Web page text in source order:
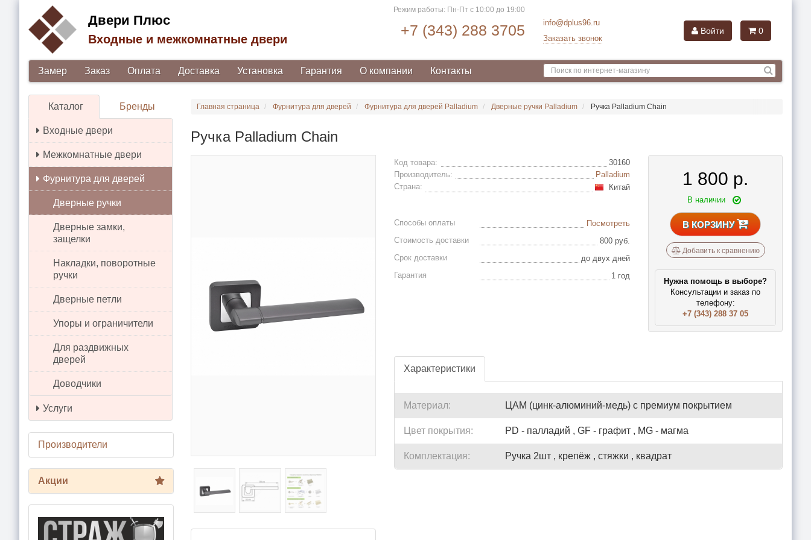
Двери Плюс
Входные и межкомнатные двери
Режим работы: Пн-Пт с 10:00 до 19:00
+7 (343) 288 3705
info@dplus96.ru
Заказать звонок
Войти 0
Замер Заказ Оплата Доставка Установка Гарантия О компании Контакты
Каталог Бренды
Входные двери
Межкомнатные двери
Фурнитура для дверей
Дверные ручки
Дверные замки,
защелки
Накладки, поворотные
ручки
Дверные петли
Упоры и ограничители
Для раздвижных
дверей
Доводчики
Услуги
Производители
Акции
Главная страница Фурнитура для дверей Фурнитура для дверей Palladium Дверные ручки Palladium Ручка Palladium Chain
Ручка Palladium Chain
Код товара:
30160
Производитель:
Palladium
Страна:
Китай
Способы оплаты
Посмотреть
Стоимость доставки
800 руб.
Срок доставки
до двух дней
Гарантия
1 год
1 800 р.
В наличии
В КОРЗИНУ
Добавить к сравнению
Нужна помощь в выборе?
Консультации и заказ по
телефону:
+7 (343) 288 37 05
Характеристики
Материал: ЦАМ (цинк-алюминий-медь) с премиум покрытием
Цвет покрытия: PD - палладий , GF - графит , MG - магма
Комплектация: Ручка 2шт , крепёж , стяжки , квадрат